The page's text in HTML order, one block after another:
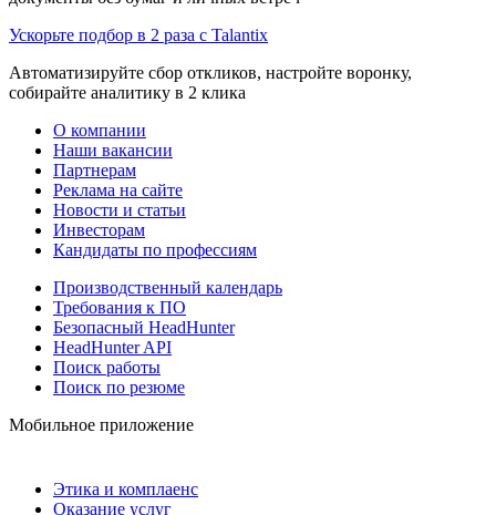
Ускорьте подбор в 2 раза с Talantix
Автоматизируйте сбор откликов, настройте воронку,
собирайте аналитику в 2 клика
О компании
Наши вакансии
Партнерам
Реклама на сайте
Новости и статьи
Инвесторам
Кандидаты по профессиям
Производственный календарь
Требования к ПО
Безопасный HeadHunter
HeadHunter API
Поиск работы
Поиск по резюме
Мобильное приложение
Этика и комплаенс
Оказание услуг